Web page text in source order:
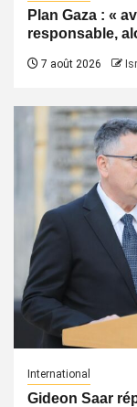
Plan Gaza : «
responsable,
7 août 2026
International
Gideon Saar